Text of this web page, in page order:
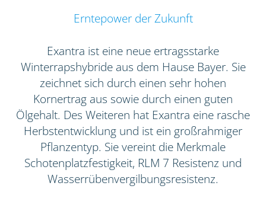
Erntepower der Zukunft
Exantra ist eine neue ertragsstarke
Winterrapshybride aus dem Hause Bayer. Sie
zeichnet sich durch einen sehr hohen
Kornertrag aus sowie durch einen guten
Ölgehalt. Des Weiteren hat Exantra eine rasche
Herbstentwicklung und ist ein großrahmiger
Pflanzentyp. Sie vereint die Merkmale
Schotenplatzfestigkeit, RLM 7 Resistenz und
Wasserrübenvergilbungsresistenz.